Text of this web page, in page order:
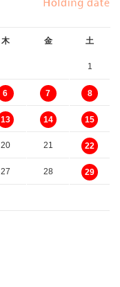
木 金 土
1
6 7 8
13 14 15
20 21 22
27 28 29